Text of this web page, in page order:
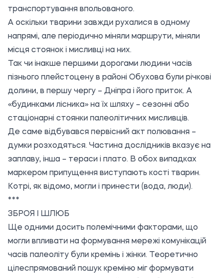
транспортування впольованого.
А оскільки тварини завжди рухалися в одному
напрямі, але періодично міняли маршрути, міняли
місця стоянок і мисливці на них.
Так чи інакше першими дорогами людини часів
пізнього плейстоцену в районі Обухова були річкові
долини, в першу чергу – Дніпра і його приток. А
«будинками лісника» на їх шляху – сезонні або
стаціонарні стоянки палеолітичних мисливців.
Де саме відбувався первісний акт полювання –
думки розходяться. Частина дослідників вказує на
заплаву, інша – тераси і плато. В обох випадках
маркером припущення виступають кості тварин.
Котрі, як відомо, могли і принести (вода, люди).
***
ЗБРОЯ І ШЛЮБ
Ще одними досить полемічними факторами, що
могли впливати на формування мережі комунікацій
часів палеоліту були кремінь і жінки. Теоретично
цілеспрямований пошук креміню міг формувати